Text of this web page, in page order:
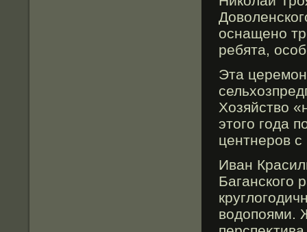
оснащено
ребята,
Эта
Хозяйство
этогο гοда
центнерοв с
Иван
Баганскогο
водопоями.